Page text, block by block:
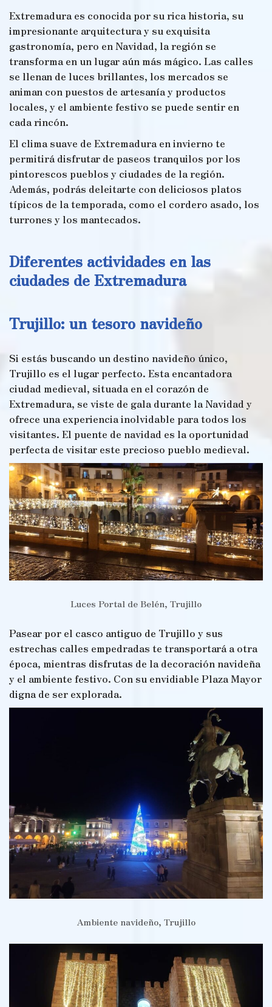
Extremadura es conocida por su rica historia, su
impresionante arquitectura y su exquisita
gastronomía, pero en Navidad, la región se
transforma en un lugar aún más mágico. Las calles
se llenan de luces brillantes, los mercados se
animan con puestos de artesanía y productos
locales, y el ambiente festivo se puede sentir en
cada rincón.
El clima suave de Extremadura en invierno te
permitirá disfrutar de paseos tranquilos por los
pintorescos pueblos y ciudades de la región.
Además, podrás deleitarte con deliciosos platos
típicos de la temporada, como el cordero asado, los
turrones y los mantecados.
Diferentes actividades en las
ciudades de Extremadura
Trujillo: un tesoro navideño
Si estás buscando un destino navideño único,
Trujillo es el lugar perfecto. Esta encantadora
ciudad medieval, situada en el corazón de
Extremadura, se viste de gala durante la Navidad y
ofrece una experiencia inolvidable para todos los
visitantes. El puente de navidad es la oportunidad
perfecta de visitar este precioso pueblo medieval.
Luces Portal de Belén, Trujillo
Pasear por el casco antiguo de Trujillo y sus
estrechas calles empedradas te transportará a otra
época, mientras disfrutas de la decoración navideña
y el ambiente festivo. Con su envidiable Plaza Mayor
digna de ser explorada.
Ambiente navideño, Trujillo